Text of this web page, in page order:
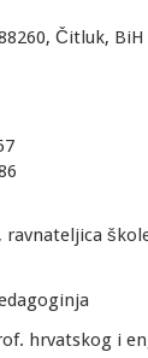
Čitluk, BiH
ravnateljica
hrvatskog i